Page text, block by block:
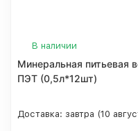
В наличии
Минеральная питьевая
ПЭТ (0,5л*12шт)
Доставка: завтра (10